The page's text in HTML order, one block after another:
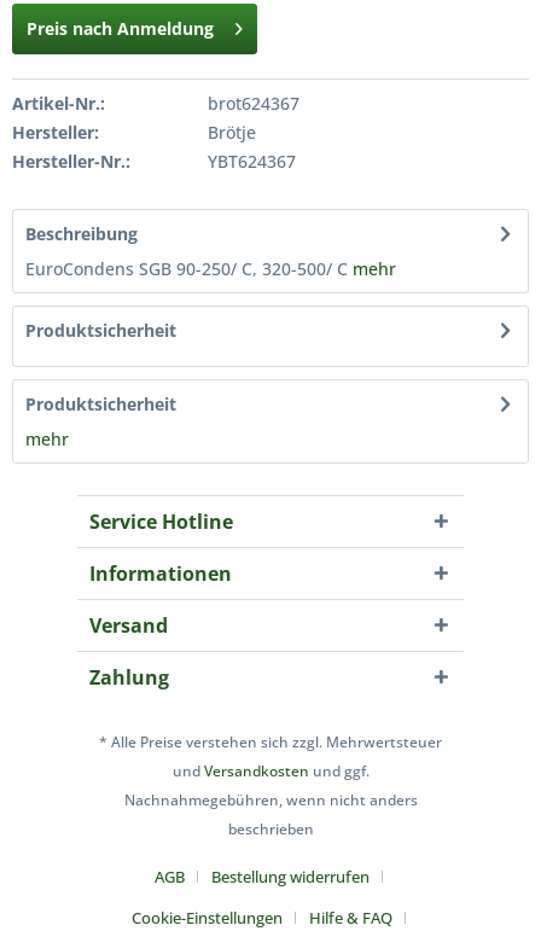
Preis nach Anmeldung
Artikel-Nr.:
brot624367
Hersteller:
Brötje
Hersteller-Nr.:
YBT624367
Beschreibung
EuroCondens SGB 90-250/ C, 320-500/ C mehr
Produktsicherheit
Produktsicherheit
mehr
Service Hotline
Informationen
Versand
Zahlung
* Alle Preise verstehen sich zzgl. Mehrwertsteuer
undVersandkosten und ggf.
Nachnahmegebühren, wenn nicht anders
beschrieben
AGB
Bestellung widerrufen
Cookie-Einstellungen
Hilfe & FAQ